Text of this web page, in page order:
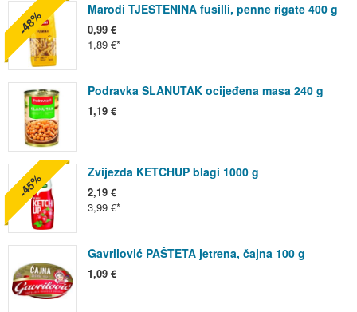
Marodi TJESTENINA fusilli, penne rigate 400 g
0,99 €
1,89 €
-48%
Podravka SLANUTAK ocijeđena masa 240 g
1,19 €
Zvijezda KETCHUP blagi 1000 g
2,19 €
3,99 €
-45%
Gavrilović PAŠTETA jetrena, čajna 100 g
1,09 €